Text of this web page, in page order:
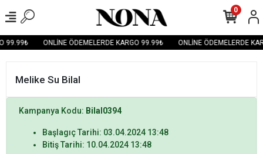
99.99₺ ONLİNE ÖDEMELERDE KARGO 99.99₺ ONLİNE ÖDEMELERDE
0
Melike Su Bilal
Kampanya Kodu: Bilal0394
Başlagıç Tarihi: 03.04.2024 13:48
Bitiş Tarihi: 10.04.2024 13:48